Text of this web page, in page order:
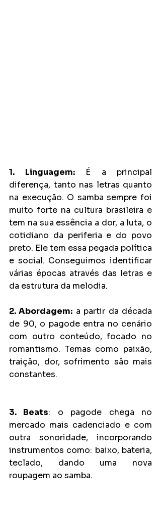
1. Linguagem: É a principal
diferença, tanto nas letras quanto
na execução. O samba sempre foi
muito forte na cultura brasileira e
tem na sua essência a dor, a luta, o
cotidiano da periferia e do povo
preto. Ele tem essa pegada política
e social. Conseguimos identificar
várias épocas através das letras e
da estrutura da melodia.
2. Abordagem: a partir da década
de 90, o pagode entra no cenário
com outro conteúdo, focado no
romantismo. Temas como paixão,
traição, dor, sofrimento são mais
constantes.
3. Beats: o pagode chega no
mercado mais cadenciado e com
outra sonoridade, incorporando
instrumentos como: baixo, bateria,
teclado, dando uma nova
roupagem ao samba.